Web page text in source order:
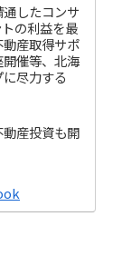
したコンサ
の利益を最
産取得サポ
催等、北海
尽力する
産投資も開